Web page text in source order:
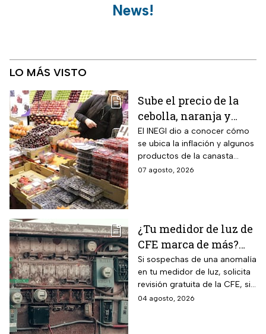
News!
LO MÁS VISTO
Sube el precio de la
cebolla, naranja y
otros alimentos de la
canasta básica por la
inflación
El INEGI dio a conocer cómo
se ubica la inflación y algunos
productos de la canasta
básica incrementaron sus
07 agosto, 2026
¿Tu medidor de luz de
CFE marca de más?
Así puedes saber si
presenta una falla
Si sospechas de una anomalía
en tu medidor de luz, solicita
revisión gratuita de la CFE, si
hay falla es totalmente
04 agosto, 2026